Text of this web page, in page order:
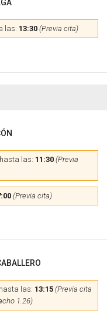
las: 13:30 (Previa cita)
hasta las: 11:30 (Previa
(Previa cita)
hasta las: 13:15 (Previa cita
1.26)